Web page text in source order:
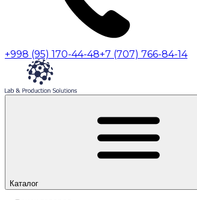
+998 (95) 170-44-48+7 (707) 766-84-14
Каталог